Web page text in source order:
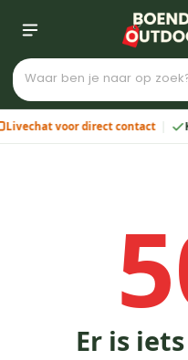
voor direct contact
Er is